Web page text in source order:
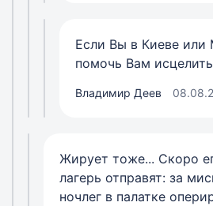
Если Вы в Киеве или
помочь Вам
Владимир Деев
Жирует тоже... Скоро
лагерь отправят: за
ночлег в палатке